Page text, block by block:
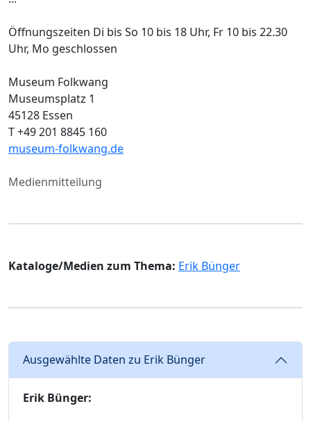
Öffnungszeiten Di bis So 10 bis 18 Uhr, Fr 10 bis 22.30
Uhr, Mo geschlossen
Museum Folkwang
Museumsplatz 1
45128 Essen
T +49 201 8845 160
museum-folkwang.de
Medienmitteilung
Kataloge/Medien zum Thema: Erik Bünger
Ausgewählte Daten zu Erik Bünger
Erik Bünger: